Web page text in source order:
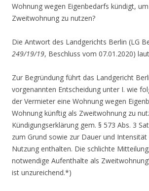
Wohnung wegen Eigenbedarfs kündigt,
Zweitwohnung zu nutzen?
Die Antwort des Landgerichts Berlin (LG
249/19/19, Beschluss vom 07.01.2020)
Zur Begründung führt das Landgericht
vorgenannten Entscheidung unter I. wie
der Vermieter eine Wohnung wegen
Wohnung künftig als Zweitwohnung zu
Kündigungserklärung gem. § 573 Abs. 3
zum Grund sowie zur Dauer und
Nutzung enthalten. Die schlichte
notwendige Aufenthalte als
ist unzureichend.*)